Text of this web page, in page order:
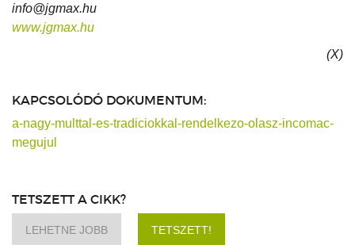
info@jgmax.hu
www.jgmax.hu
(X)
KAPCSOLÓDÓ DOKUMENTUM:
a-nagy-multtal-es-tradiciokkal-rendelkezo-olasz-incomac-
megujul
TETSZETT A CIKK?
LEHETNE JOBB TETSZETT!